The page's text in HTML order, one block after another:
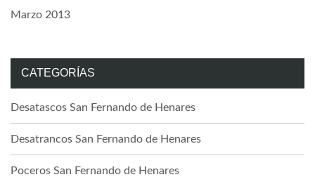
Marzo 2013
CATEGORÍAS
Desatascos San Fernando de Henares
Desatrancos San Fernando de Henares
Poceros San Fernando de Henares